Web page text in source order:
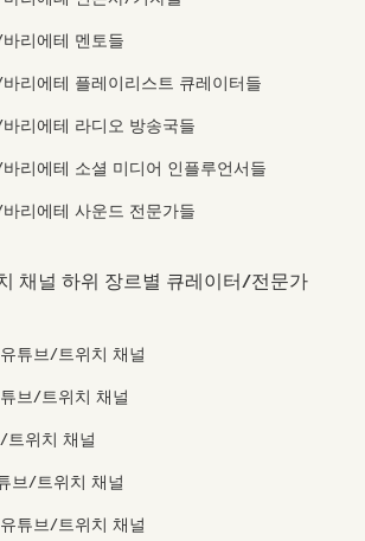
리에테 멘토들
리에테 플레이리스트 큐레이터들
리에테 라디오 방송국들
리에테 소셜 미디어 인플루언서들
리에테 사운드 전문가들
채널 하위 장르별 큐레이터/전문가
튜브/트위치 채널
브/트위치 채널
트위치 채널
브/트위치 채널
튜브/트위치 채널